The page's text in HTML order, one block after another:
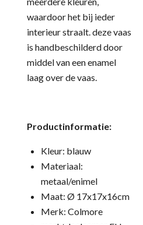
waardoor het bij ieder
interieur straalt. deze vaas
is handbeschilderd door
middel van een enamel
laag over de vaas.
Productinformatie:
Kleur: blauw
Materiaal:
metaal/enimel
Maat: Ø 17x17x16cm
Merk: Colmore